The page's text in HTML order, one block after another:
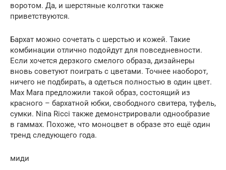
воротом. Да, и шерстяные колготки также
приветствуются.
Бархат можно сочетать с шерстью и кожей. Такие
комбинации отлично подойдут для повседневности.
Если хочется дерзкого смелого образа, дизайнеры
вновь советуют поиграть с цветами. Точнее наоборот,
ничего не подбирать, а одеться полностью в один цвет.
Max Mara предложили такой образ, состоящий из
красного – бархатной юбки, свободного свитера, туфель,
сумки. Nina Ricci также демонстрировали однообразие
в гаммах. Похоже, что моноцвет в образе это ещё один
тренд следующего года.
миди